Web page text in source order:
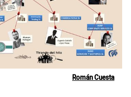
Román Cuesta